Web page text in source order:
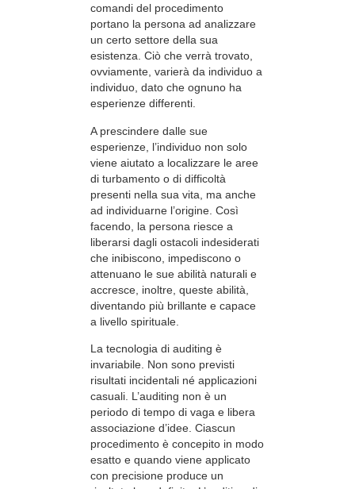
comandi del procedimento
portano la persona ad analizzare
un certo settore della sua
esistenza. Ciò che verrà trovato,
ovviamente, varierà da individuo a
individuo, dato che ognuno ha
esperienze differenti.
A prescindere dalle sue
esperienze, l’individuo non solo
viene aiutato a localizzare le aree
di turbamento o di difficoltà
presenti nella sua vita, ma anche
ad individuarne l’origine. Così
facendo, la persona riesce a
liberarsi dagli ostacoli indesiderati
che inibiscono, impediscono o
attenuano le sue abilità naturali e
accresce, inoltre, queste abilità,
diventando più brillante e capace
a livello spirituale.
La tecnologia di auditing è
invariabile. Non sono previsti
risultati incidentali né applicazioni
casuali. L’auditing non è un
periodo di tempo di vaga e libera
associazione d’idee. Ciascun
procedimento è concepito in modo
esatto e quando viene applicato
con precisione produce un